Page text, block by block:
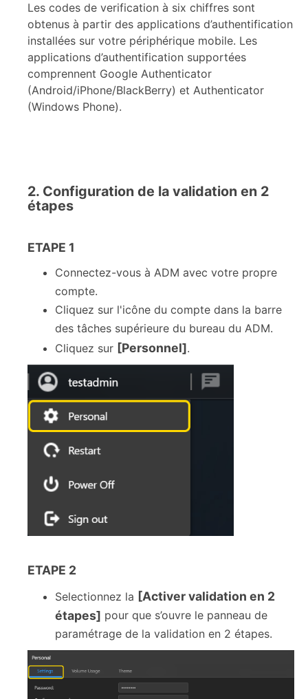
Les codes de verification à six chiffres sont
obtenus à partir des applications d’authentification
installées sur votre périphérique mobile. Les
applications d’authentification supportées
comprennent Google Authenticator
(Android/iPhone/BlackBerry) et Authenticator
(Windows Phone).
2. Configuration de la validation en 2
étapes
ETAPE 1
Connectez-vous à ADM avec votre propre
compte.
Cliquez sur l'icône du compte dans la barre
des tâches supérieure du bureau du ADM.
Cliquez sur [Personnel].
ETAPE 2
Selectionnez la [Activer validation en 2
étapes] pour que s’ouvre le panneau de
paramétrage de la validation en 2 étapes.